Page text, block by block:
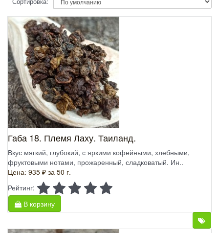
Габа 18. Племя Лаху. Таиланд.
Вкус мягкий, глубокий, с яркими кофейными, хлебными,
фруктовыми нотами, прожаренный, сладковатый. Ин..
Цена: 935 ₽ за 50 г.
Рейтинг:
В корзину